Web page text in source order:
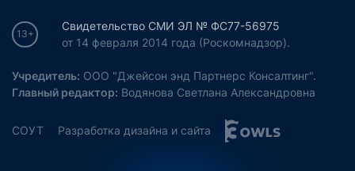
13+
Свидетельство СМИ ЭЛ № ФС77-56975
от 14 февраля 2014 года (Роскомнадзор).
Учредитель: ООО "Джейсон энд Партнерс Консалтинг".
Главный редактор: Водянова Светлана Александровна
СОУТ Разработка дизайна и сайта